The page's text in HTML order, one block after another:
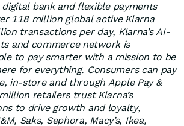
bank and flexible payments
118 million global active Klarna
transactions per day, Klarna’s AI-
and commerce network is
to pay smarter with a mission to be
for everything. Consumers can pay
in-store and through Apple Pay &
retailers trust Klarna’s
to drive growth and loyalty,
Saks, Sephora, Macy’s, Ikea,